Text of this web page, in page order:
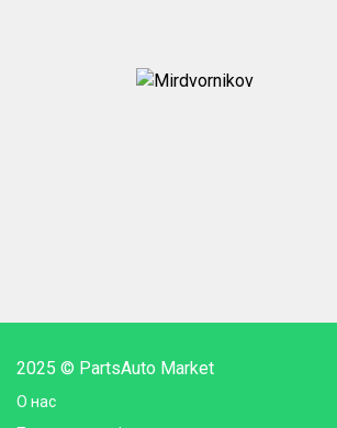
2025 © PartsAuto Market
О нас